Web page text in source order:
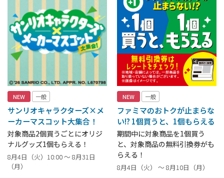
NEW 一般
サンリオキャラクターズ×メ
ーカーマスコット大集合！
対象商品2個買うごとにオリジ
ナルグッズ1個もらえる！
8月4日（火）10:00 ～ 8月31日
（月）
NEW 一般
ファミマのおトクが止まらな
い!? 1個買うと、1個もらえる
期間中に対象商品を1個買う
と、対象商品の無料引換券がも
らえる！
8月4日（火） ～ 8月10日（月）